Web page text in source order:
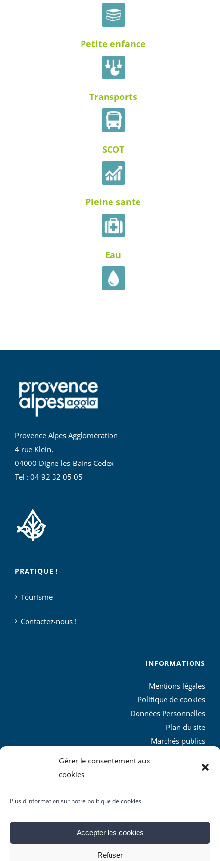
Gérer le consentement aux
cookies
Plus d'information sur notre politique de cookies.
Accepter les cookies
Refuser
Petite enfance
Transports
SCOT
Pleine santé
Eau
Provence Alpes Agglomération
4 rue Klein,
04000 Digne-les-Bains Cedex
Tel : 04 92 32 05 05
PRATIQUE !
Tourisme
Contactez-nous !
INFORMATIONS
Mentions légales
Politique de cookies
Données Personnelles
Plan du site
Marchés publics
L’agglo recrute
réservés